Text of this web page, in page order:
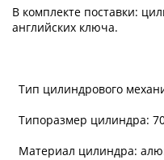
В комплекте поставки:
английских ключа.
Тип цилиндрового
Типоразмер цилиндра:
Материал цилиндра: